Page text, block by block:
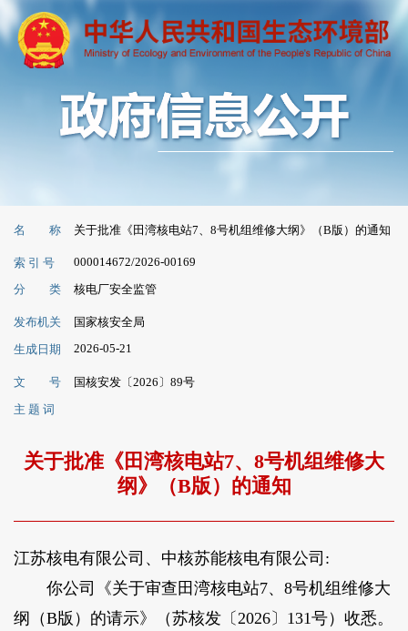
名 称 关于批准《田湾核电站7、8号机组维修大纲》（B版）的通知
索 引 号 000014672/2026-00169
分 类 核电厂安全监管
发布机关
国家核安全局
生成日期
2026-05-21
文 号
国核安发〔2026〕89号
主 题 词
关于批准《田湾核电站7、8号机组维修大
纲》（B版）的通知
江苏核电有限公司、中核苏能核电有限公司:
你公司《关于审查田湾核电站7、8号机组维修大
纲（B版）的请示》（苏核发〔2026〕131号）收悉。